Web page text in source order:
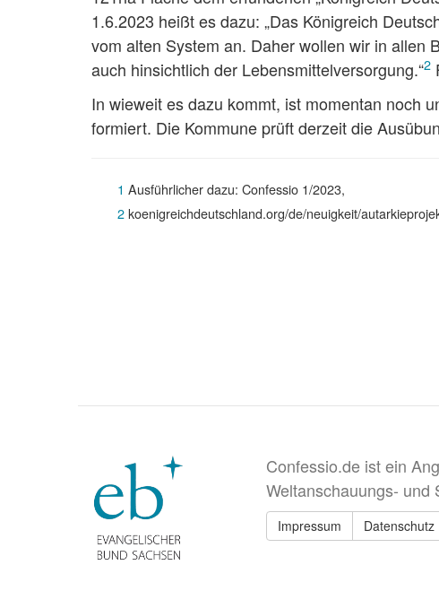
1.6.2023 heißt es dazu: „Das Königreich
vom alten System an. Daher wollen wir in allen
auch hinsichtlich der Lebensmittelversorgung.“2
In wieweit es dazu kommt, ist momentan noch
formiert. Die Kommune prüft derzeit die
1 Ausführlicher dazu: Confessio 1/2023,
2koenigreichdeutschland.org/de/neuigkeit/
Confessio.de ist ein
Weltanschauungs- und
Impressum Datenschutz